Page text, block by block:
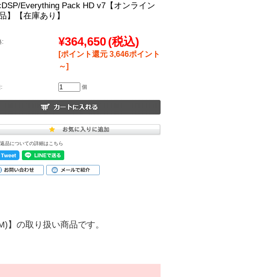
Everything Pack HD v7【オンライン
】【在庫あり】
: ¥364,650(税込)
[ポイント還元 3,646ポイント
～]
個
返品についての詳細はこちら
】の取り扱い商品です。